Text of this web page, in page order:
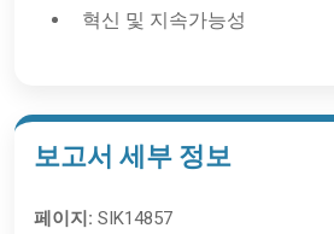
혁신 및 지속가능성
보고서 세부 정보
페이지: SIK14857